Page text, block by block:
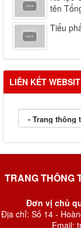
tên
Tiểu
LIÊN KẾT
TRANG THÔNG
Đơn vị chủ
Địa chỉ: Số 14 -
Email: